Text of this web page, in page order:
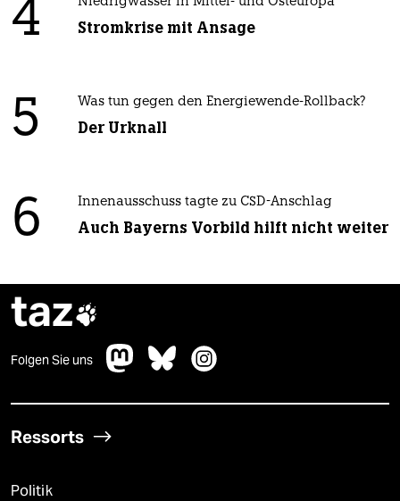
4 Stromkrise mit Ansage
5 Was tun gegen den Energiewende-Rollback?
Der Urknall
6 Innenausschuss tagte zu CSD-Anschlag
Auch Bayerns Vorbild hilft nicht weiter
taz
Folgen Sie uns
Ressorts
Politik